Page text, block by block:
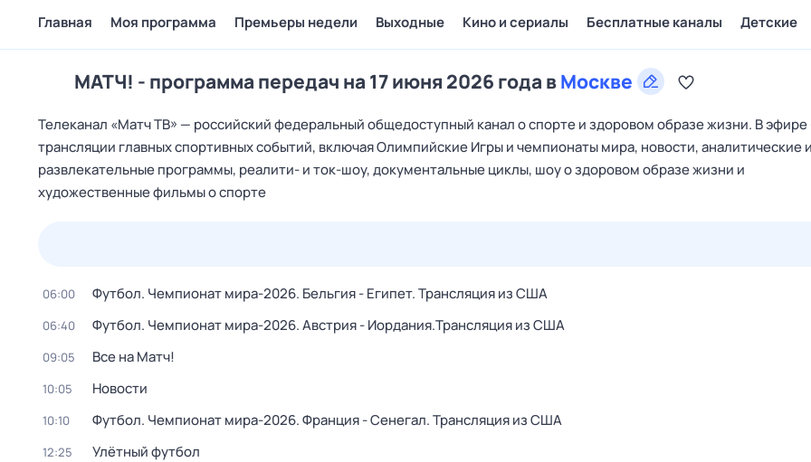
Главная Моя программа Премьеры недели Выходные Кино и сериалы Бесплатные каналы Детские
МАТЧ! - программа передач на 17 июня 2026 года вМоскве
Телеканал «Матч ТВ» — российский федеральный общедоступный канал о спорте и здоровом образе жизни. В
трансляции главных спортивных событий, включая Олимпийские Игры и чемпионаты мира, новости, аналитические и
развлекательные программы, реалити- и ток-шоу, документальные циклы, шоу о здоровом образе жизни и
художественные фильмы о спорте
06:00 Футбол. Чемпионат мира-2026. Бельгия - Египет. Трансляция из США
06:40 Футбол. Чемпионат мира-2026. Австрия - Иордания.Трансляция из США
09:05 Все на Матч!
10:05 Новости
10:10 Футбол. Чемпионат мира-2026. Франция - Сенегал. Трансляция из США
12:25 Улётный футбол